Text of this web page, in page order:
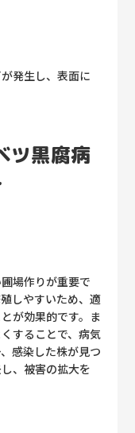
発生し、表面に
ツ黒腐病
場作りが重要で
しやすいため、適
が効果的です。ま
することで、病気
感染した株が見つ
、被害の拡大を